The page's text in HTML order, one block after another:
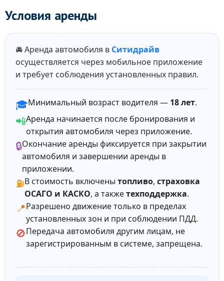
Условия аренды
🚘 Аренда автомобиля в Ситидрайв
осуществляется через мобильное приложение
и требует соблюдения установленных правил.
🎓Минимальный возраст водителя — 18 лет.
📲Аренда начинается после бронирования и
открытия автомобиля через приложение.
🔒Окончание аренды фиксируется при закрытии
автомобиля и завершении аренды в
приложении.
⛽В стоимость включены топливо, страховка
ОСАГО и КАСКО, а такжетехподдержка.
📍Разрешено движение только в пределах
установленных зон и при соблюдении ПДД.
🚫Передача автомобиля другим лицам, не
зарегистрированным в системе, запрещена.